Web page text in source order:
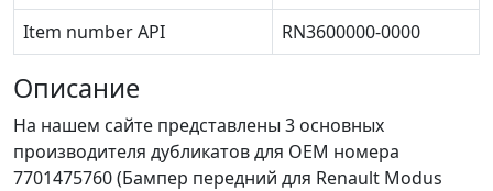
Item number API
RN3600000-0000
Описание
На нашем сайте представлены 3 основных
производителя дубликатов для OEM номера
7701475760 (Бампер передний для Renault Modus